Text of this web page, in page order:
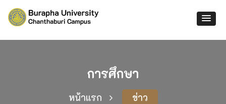
การศึกษา
หน้าแรก ข่าว